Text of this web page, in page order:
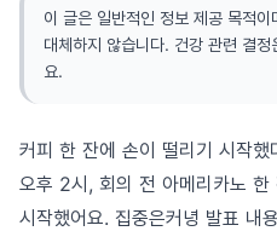
이 글은 일반적인 정보 제공 목적이
대체하지 않습니다. 건강 관련 결
요.
커피 한 잔에 손이 떨리기 시작했
오후 2시, 회의 전 아메리카노
시작했어요. 집중은커녕 발표 내